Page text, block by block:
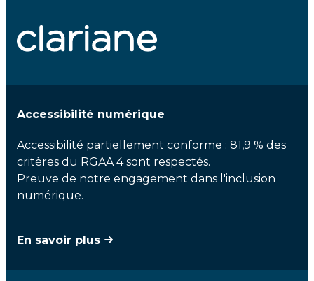
Accessibilité numérique
Accessibilité partiellement conforme : 81,9 % des
critères du RGAA 4 sont respectés.
Preuve de notre engagement dans l'inclusion
numérique.
En savoir plus